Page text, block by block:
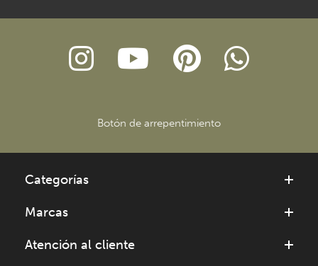
Botón de arrepentimiento
Categorías
Marcas
Atención al cliente